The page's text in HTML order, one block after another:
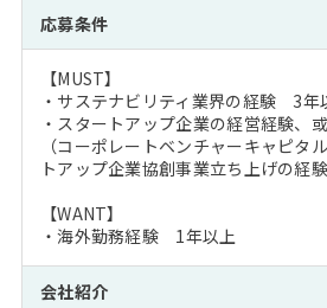
応募条件
【MUST】
・サステナビリティ業界の経験 3年
・スタートアップ企業の経営経験、
（コーポレートベンチャーキャピタ
トアップ企業協創事業立ち上げの経験
【WANT】
・海外勤務経験 1年以上
会社紹介